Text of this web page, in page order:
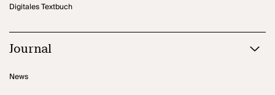
Digitales Textbuch
Journal
News